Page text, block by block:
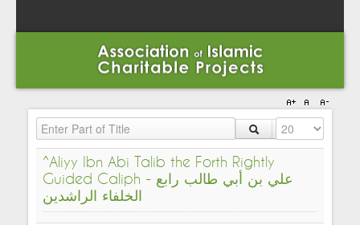
Enter Part of Title Display #
^Aliyy Ibn Abi Talib the Forth Rightly
Guided Caliph - علي بن أبي طالب رابع
الخلفاء الراشدين